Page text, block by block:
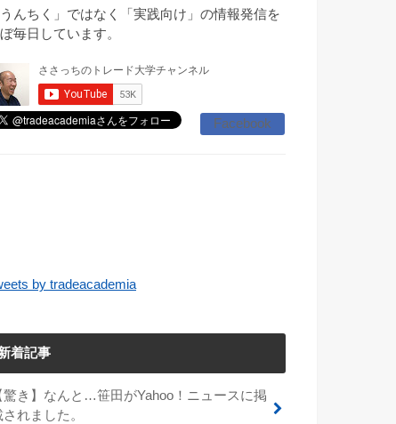
うんちく」ではなく「実践向け」の情報発信を
毎日しています。
Facebook
by tradeacademia
着記事
驚き】なんと…笹田がYahoo！ニュースに掲
されました。